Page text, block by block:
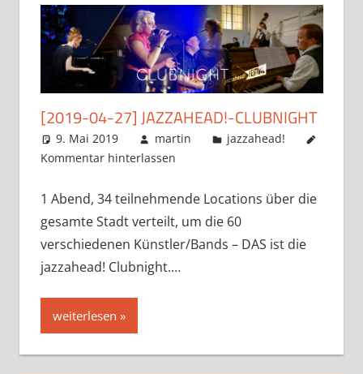
[2019-04-27] JAZZAHEAD!-CLUBNIGHT
9. Mai 2019 martin
jazzahead!
Kommentar hinterlassen
1 Abend, 34 teilnehmende Locations über die
gesamte Stadt verteilt, um die 60
verschiedenen Künstler/Bands – DAS ist die
jazzahead! Clubnight.…
weiterlesen